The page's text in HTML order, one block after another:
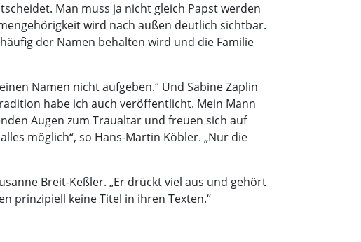
Man muss ja nicht gleich Papst werden
wird nach außen deutlich sichtbar.
der Namen behalten wird und die Familie
Namen nicht aufgeben.“ Und Sabine Zaplin
habe ich auch veröffentlicht. Mein Mann
Augen zum Traualtar und freuen sich auf
möglich“, so Hans-Martin Köbler. „Nur die
Breit-Keßler. „Er drückt viel aus und gehört
prinzipiell keine Titel in ihren Texten.“